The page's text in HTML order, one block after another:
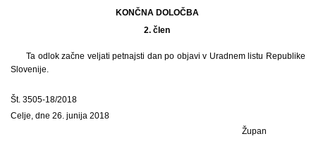
KONČNA DOLOČBA
2. člen
Ta odlok začne veljati petnajsti dan po objavi v Uradnem listu Republike
Slovenije.
Št. 3505-18/2018
Celje, dne 26. junija 2018
Župan